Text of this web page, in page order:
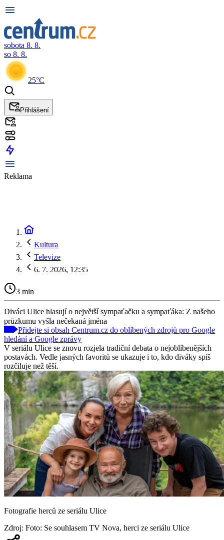
sobota 8. 8.
so 8. 8.
25°C
Přihlášení
Reklama
Kultura
Televize
6. 7. 2026, 12:35
3 min
Diváci Ulice hlasují o největší sympaťačku a sympaťáka: Z našeho
průzkumu vyšla nečekaná jména
Přidejte si obsah Centrum.cz do oblíbených zdrojů pro Google
hledání a Google zprávy
V seriálu Ulice se znovu rozjela tradiční debata o nejoblíbenějších
postavách. Vedle jasných favoritů se ukazuje i to, kdo diváky spíš
rozčiluje než těší.
Fotografie herců ze seriálu Ulice
Zdroj: Foto: Se souhlasem TV Nova, herci ze seriálu Ulice